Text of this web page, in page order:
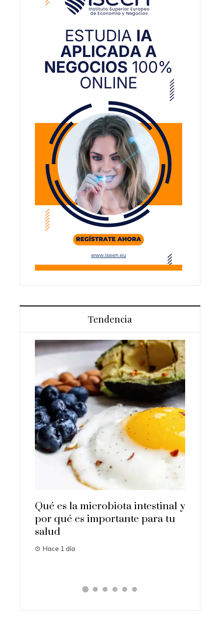
Tendencia
intestinal y
para tu
Por qué las pruebas de
conocimiento cero son
empresarial